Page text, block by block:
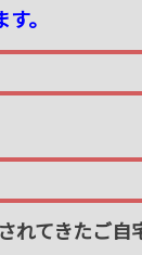
。
れてきたご自